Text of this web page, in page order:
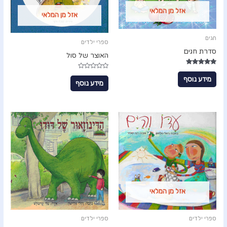
אזל מן המלאי
חגים
סדרת חגים
דורג
5.00
מתוך 5
מידע נוסף
אזל מן המלאי
ספרי ילדים
האוצר של סול
ד
ג
ו
ך
5
מידע נוסף
אזל מן המלאי
ספרי ילדים ספרי ילדים